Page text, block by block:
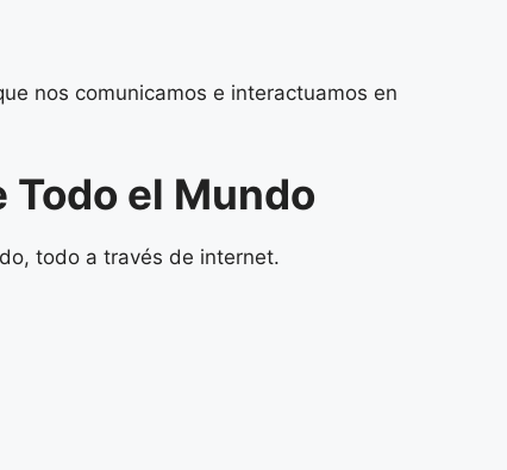
nos comunicamos e interactuamos en
el Mundo
todo a través de internet.